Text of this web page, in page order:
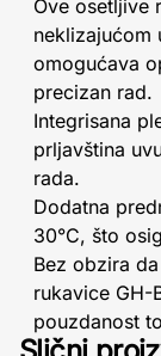
Ove osetljive
neklizajućom
omogućava
precizan rad.
Integrisana
prljavština
rada.
Dodatna
30°C, što
Bez obzira
rukavice GH-
pouzdanost